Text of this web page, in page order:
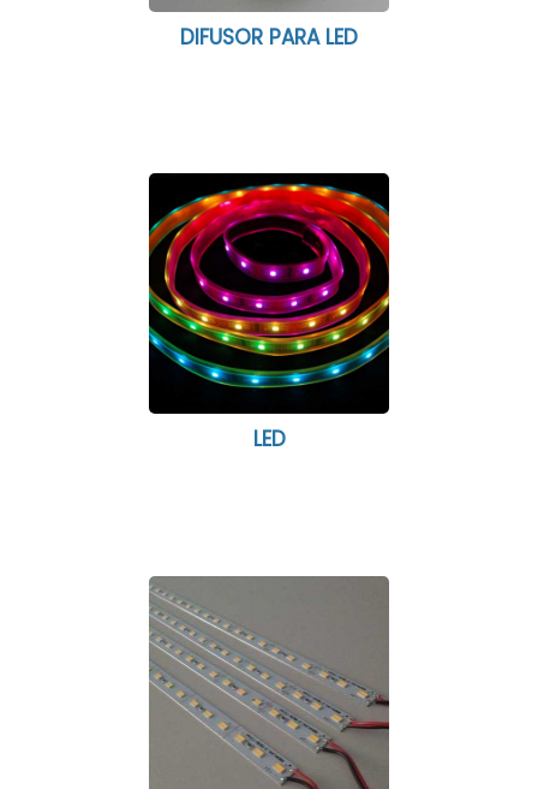
DIFUSOR PARA LED
LED